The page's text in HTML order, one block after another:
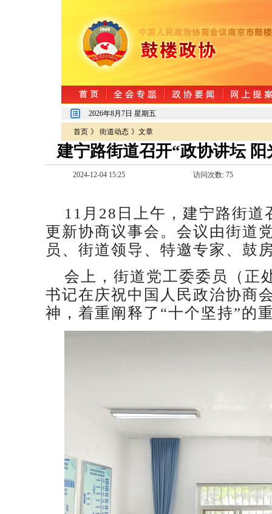
2026年8月7日 星期五
首页 》 街道动态 》文章
建宁路街道召开“政协讲坛
2024-12-04 15:25 访问次数: 75
11月28日上午，建宁路街
更新协商议事会。会议由街道
员、街道领导、特邀专家、鼓
会上，街道党工委委员（正
书记在庆祝中国人民政治协商
神，着重阐释了“十个坚持”的